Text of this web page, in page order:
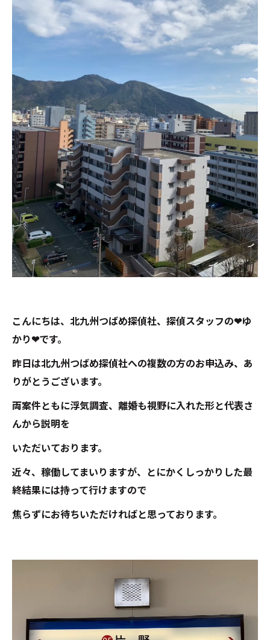
こんにちは、北九州つばめ探偵社、探偵スタッフの❤ゆ
かり❤です。
昨日は北九州つばめ探偵社への複数の方のお申込み、あ
りがとうございます。
両案件ともに浮気調査、離婚も視野に入れた形と代表さ
んから説明を
いただいております。
近々、稼働してまいりますが、とにかくしっかりした最
終結果には持って行けますので
焦らずにお待ちいただければと思っております。